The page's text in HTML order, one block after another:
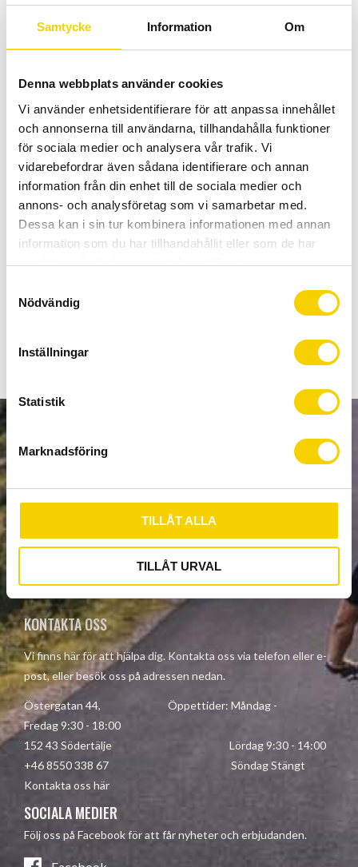
Samtycke Information Om
Denna webbplats använder cookies
Vi använder enhetsidentifierare för att anpassa innehållet
och annonserna till användarna, tillhandahålla funktioner
för sociala medier och analysera vår trafik. Vi
vidarebefordrar även sådana identifierare och annan
information från din enhet till de sociala medier och
annons- och analysföretag som vi samarbetar med.
Dessa kan i sin tur kombinera informationen med annan
information som du har tillhandahållit eller som de har
samlat in när du har använt deras tjänster.
k
s
v
a
l
Nödvändig
Inställningar
Statistik
Marknadsföring
TILLÅT ALLA
TILLÅT URVAL
Quantity
+
-
BUY
Certifierad cykelservice & Shimano Service Center
Allt inom cykel på ett ställe
Kunnig personal och hög kundnöjdhet
Stock status
1 pc. in stock
Article SKU
00.7518.094.000
Prisvärd bakväxel från SRAM som är gjord för
SUBSCRIBE
Your personal information is processed in accordance with our
privacy policy.
KONTAKTA OSS
Vi finns här för att hjälpa dig. Kontakta oss via telefon eller e-
post, eller besök oss på adressen nedan.
Östergatan 44, Öppettider: Måndag -
Fredag 9:30 - 18:00
152 43 Södertälje Lördag 9:30 - 14:00
+46 8550 338 67 Söndag Stängt
Kontakta oss här
SOCIALA MEDIER
Följ oss på Facebook för att får nyheter och erbjudanden.